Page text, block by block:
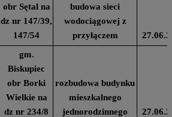
obr Sętal na
dz nr 147/39,
147/54
budowa sieci
wodociągowej z
przyłączem
gm.
Biskupiec
obr Borki
Wielkie na
dz nr 234/8
rozbudowa budynku
mieszkalnego
jednorodzinnego